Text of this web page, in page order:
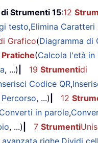
Strumenti 15:12
testo,Elimina Caratteri
Grafico(Diagramma di
Pratiche(Calcola l'età in
, ...) 19 Strumentidi
Codice QR,
, ...) 12
Converti in parole,
, ...) 7 Strumenti
avanzata righe,Dividi